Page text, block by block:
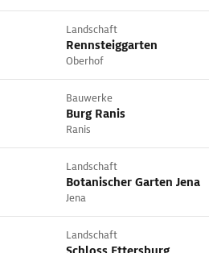
Landschaft
Rennsteiggarten
Oberhof
Bauwerke
Burg Ranis
Ranis
Landschaft
Botanischer Garten Jena
Jena
Landschaft